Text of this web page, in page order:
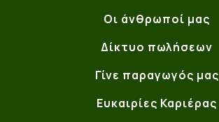
Οι άνθρωποί μας
Δίκτυο πωλήσεων
Γίνε παραγωγός μας
Ευκαιρίες Καριέρας